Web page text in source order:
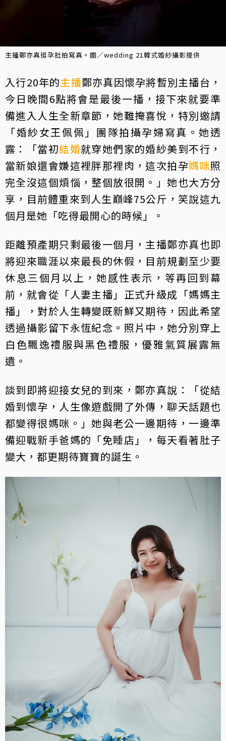
主播鄭亦真挺孕肚拍寫真。圖／wedding 21韓式婚紗攝影提供
入行20年的主播鄭亦真因懷孕將暫別主播台，
今日晚間6點將會是最後一播，接下來就要準
備進入人生全新章節，她難掩喜悅，特別邀請
「婚紗女王佩佩」團隊拍攝孕婦寫真。她透
露：「當初結婚就穿她們家的婚紗美到不行，
當新娘還會嫌這裡胖那裡肉，這次拍孕媽咪照
完全沒這個煩惱，整個放很開。」她也大方分
享，目前體重來到人生巔峰75公斤，笑說這九
個月是她「吃得最開心的時候」。
距離預產期只剩最後一個月，主播鄭亦真也即
將迎來職涯以來最長的休假，目前規劃至少要
休息三個月以上，她感性表示，等再回到幕
前，就會從「人妻主播」正式升級成「媽媽主
播」，對於人生轉變既新鮮又期待，因此希望
透過攝影留下永恆紀念。照片中，她分別穿上
白色飄逸禮服與黑色禮服，優雅氣質展露無
遺。
談到即將迎接女兒的到來，鄭亦真說：「從結
婚到懷孕，人生像遊戲開了外傳，聊天話題也
都變得很媽咪。」她與老公一邊期待，一邊準
備迎戰新手爸媽的「免睡店」，每天看著肚子
變大，都更期待寶寶的誕生。